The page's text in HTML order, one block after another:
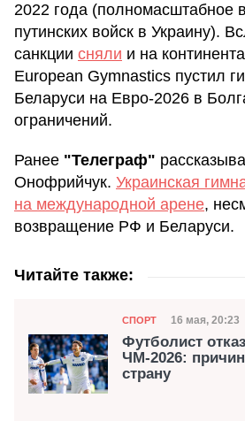
2022 года (полномасштабное
путинских войск в Украину).
санкции сняли и на
European Gymnastics пустил
Беларуси на Евро-2026 в
ограничений.
Ранее "Телеграф"
Онофрийчук. Украинская
на международной арене,
возвращение РФ и Беларуси.
Читайте также:
Категория
СПОРТ Дата
16 мая, 20:23
Футболист
ЧМ-2026:
страну